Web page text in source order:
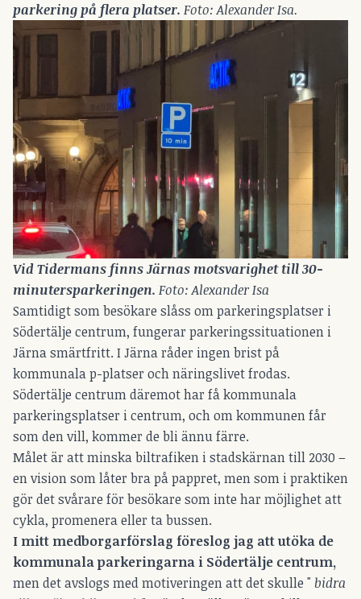
parkering på flera platser. Foto: Alexander Isa.
Vid Tidermans finns Järnas motsvarighet till 30-
minutersparkeringen. Foto: Alexander Isa
Samtidigt som besökare slåss om parkeringsplatser i
Södertälje centrum, fungerar parkeringssituationen i
Järna smärtfritt. I Järna råder ingen brist på
kommunala p-platser och näringslivet frodas.
Södertälje centrum däremot har få kommunala
parkeringsplatser i centrum, och om kommunen får
som den vill, kommer de bli ännu färre.
Målet är att minska biltrafiken i stadskärnan till 2030 –
en vision som låter bra på pappret, men som i praktiken
gör det svårare för besökare som inte har möjlighet att
cykla, promenera eller ta bussen.
I mitt medborgarförslag föreslog jag att utöka de
kommunala parkeringarna i Södertälje centrum,
men det avslogs med motiveringen att det skulle " bidra